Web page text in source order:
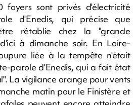
foyers sont privés d'électricité
d'Enedis, qui précise que
rétablie chez la "grande
à dimanche soir. En Loire-
liée à la tempête n'était
parole d'Enedis, qui a fait état
La vigilance orange pour vents
matin pour le Finistère et